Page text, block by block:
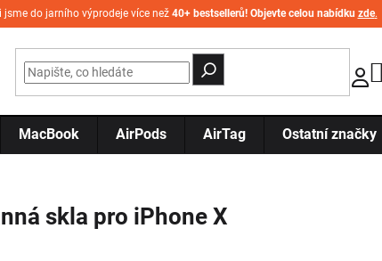
jsme do jarního výprodeje více než 40+ bestsellerů! Objevte celou nabídku zde.
MacBook AirPods AirTag Ostatní značky
skla pro iPhone X